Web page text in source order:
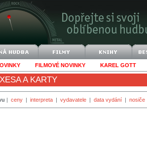
FILMOVÉ NOVINKY KAREL GOTT
A KARTY
| ceny | interpreta | vydavatele | data vydání | nosiče